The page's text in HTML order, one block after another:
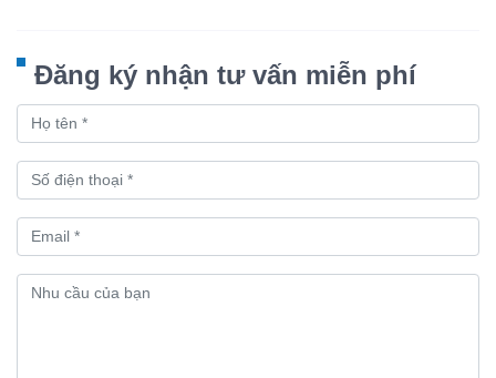
Đăng ký nhận tư vấn miễn phí